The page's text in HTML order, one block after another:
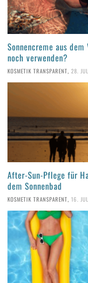
Sonnencreme aus
noch verwenden?
KOSMETIK TRANSPARENT, 28.
After-Sun-Pflege für
dem Sonnenbad
KOSMETIK TRANSPARENT, 16.